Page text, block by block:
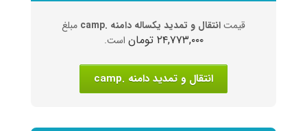
قیمتانتقال و تمدید یکساله دامنه .camp مبلغ
۲۴,۷۷۳,۰۰۰ تومان است.
انتقال و تمدید دامنه .camp